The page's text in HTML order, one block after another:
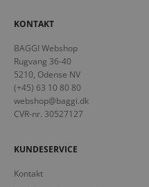
KONTAKT
BAGGI Webshop
Rugvang 36-40
5210, Odense NV
(+45) 63 10 80 80
webshop@baggi.dk
CVR-nr. 30527127
KUNDESERVICE
Kontakt